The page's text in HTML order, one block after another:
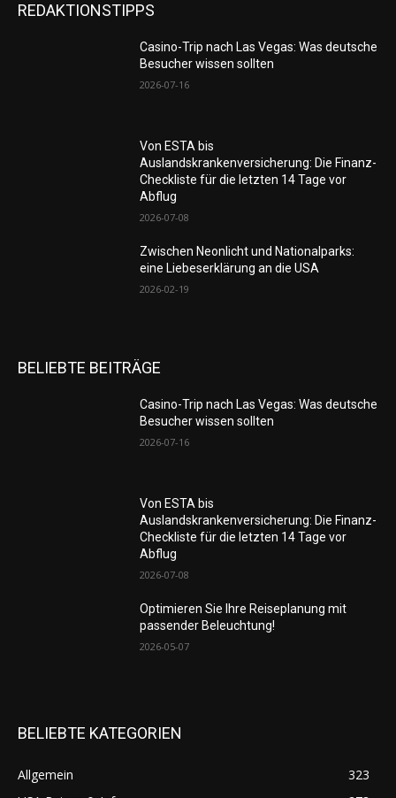
REDAKTIONSTIPPS
Casino-Trip nach Las Vegas: Was deutsche
Besucher wissen sollten
2026-07-16
Von ESTA bis
Auslandskrankenversicherung: Die Finanz-
Checkliste für die letzten 14 Tage vor
Abflug
2026-07-08
Zwischen Neonlicht und Nationalparks:
eine Liebeserklärung an die USA
2026-02-19
BELIEBTE BEITRÄGE
Casino-Trip nach Las Vegas: Was deutsche
Besucher wissen sollten
2026-07-16
Von ESTA bis
Auslandskrankenversicherung: Die Finanz-
Checkliste für die letzten 14 Tage vor
Abflug
2026-07-08
Optimieren Sie Ihre Reiseplanung mit
passender Beleuchtung!
2026-05-07
BELIEBTE KATEGORIEN
Allgemein
323